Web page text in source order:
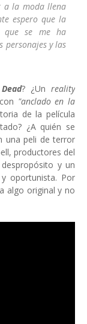
a la moda llena
espero que la
que se me ha
personajes y las
? ¿Unreality
"anclado en la
de la película
¿A quién se
una peli de terror
productores del
y un
oportunista. Por
algo original y no